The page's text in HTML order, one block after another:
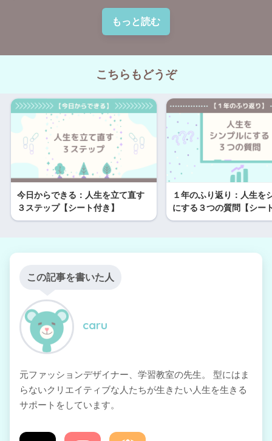
もっと読む
こちらもどうぞ
今日からできる：人生を立て直す
３ステップ【シート付き】
１年のふり返り：人生を
にする３つの質問【シー
この記事を書いた人
caru
元ファッションデザイナー、学習教室の先生。 型にはま
らないクリエイティブな人たちが生きたい人生を生きる
サポートをしています。